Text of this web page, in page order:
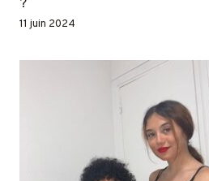
?
11 juin 2024